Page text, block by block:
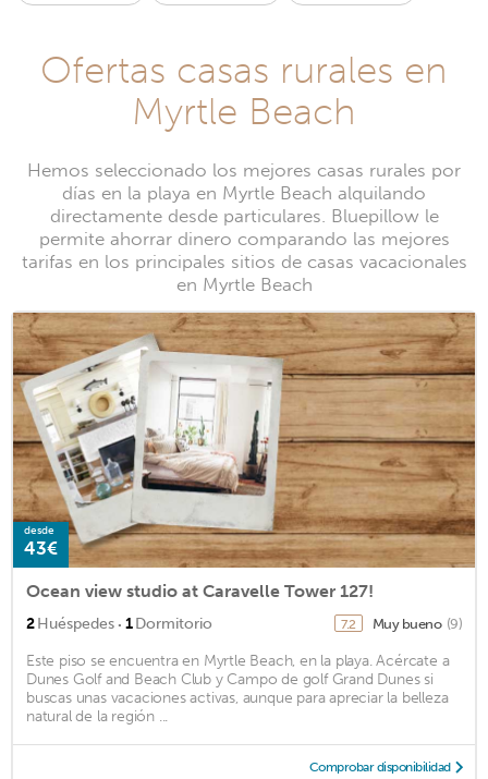
Ofertas casas rurales en
Myrtle Beach
Hemos seleccionado los mejores casas rurales por
días en la playa en Myrtle Beach alquilando
directamente desde particulares. Bluepillow le
permite ahorrar dinero comparando las mejores
tarifas en los principales sitios de casas vacacionales
en Myrtle Beach
desde
43€
Ocean view studio at Caravelle Tower 127!
2Huéspedes · 1Dormitorio 7.2 Muy bueno (9)
Este piso se encuentra en Myrtle Beach, en la playa. Acércate a
Dunes Golf and Beach Club y Campo de golf Grand Dunes si
buscas unas vacaciones activas, aunque para apreciar la belleza
natural de la región ...
Comprobar disponibilidad